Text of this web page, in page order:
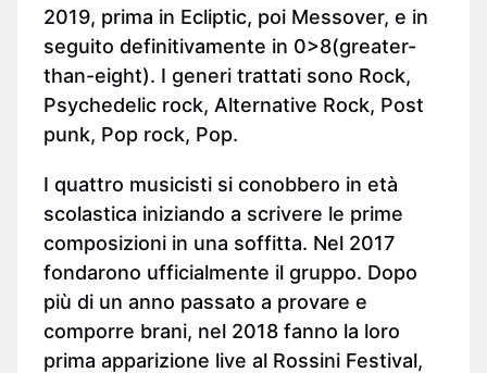
2019, prima in Ecliptic, poi Messover, e in
seguito definitivamente in 0>8(greater-
than-eight). I generi trattati sono Rock,
Psychedelic rock, Alternative Rock, Post
punk, Pop rock, Pop.
I quattro musicisti si conobbero in età
scolastica iniziando a scrivere le prime
composizioni in una soffitta. Nel 2017
fondarono ufficialmente il gruppo. Dopo
più di un anno passato a provare e
comporre brani, nel 2018 fanno la loro
prima apparizione live al Rossini Festival,